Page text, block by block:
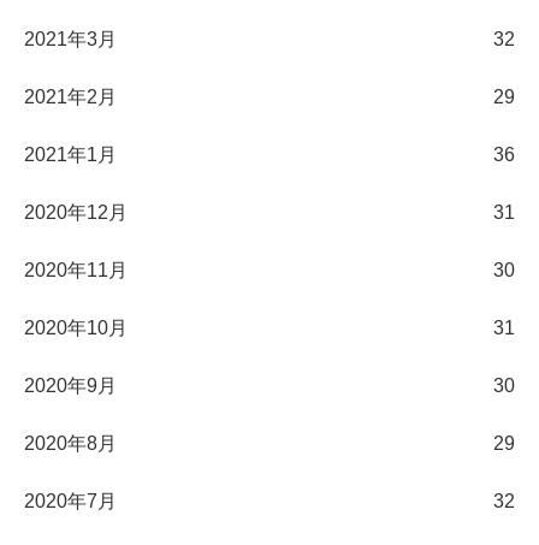
2021年3月 32
2021年2月 29
2021年1月 36
2020年12月 31
2020年11月 30
2020年10月 31
2020年9月 30
2020年8月 29
2020年7月 32